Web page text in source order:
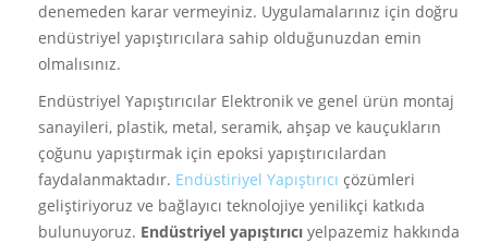
denemeden karar vermeyiniz. Uygulamalarınız için doğru
endüstriyel yapıştırıcılara sahip olduğunuzdan emin
olmalısınız.
Endüstriyel Yapıştırıcılar Elektronik ve genel ürün montaj
sanayileri, plastik, metal, seramik, ahşap ve kauçukların
çoğunu yapıştırmak için epoksi yapıştırıcılardan
faydalanmaktadır. Endüstiriyel Yapıştırıcı çözümleri
geliştiriyoruz ve bağlayıcı teknolojiye yenilikçi katkıda
bulunuyoruz. Endüstriyel yapıştırıcı yelpazemiz hakkında